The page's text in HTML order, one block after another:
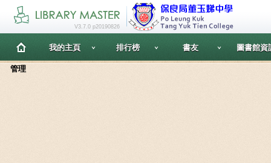
V3.7.0 p20190826
我的主頁 排行榜 書友 圖書館資
管理